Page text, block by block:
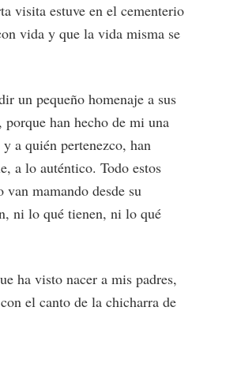
visita estuve en el cementerio
vida y que la vida misma se
un pequeño homenaje a sus
han hecho de mi una
a quién pertenezco, han
a lo auténtico. Todo estos
mamando desde su
ni lo qué tienen, ni lo qué
ha visto nacer a mis padres,
el canto de la chicharra de